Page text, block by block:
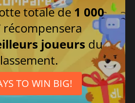
totale de 1 000
récompensera
joueurs du
TO WIN BIG!